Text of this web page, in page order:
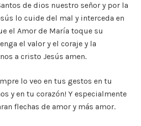
de dios nuestro señor y por la
lo cuide del mal y interceda en
el Amor de María toque su
el valor y el coraje y la
a cristo Jesús amen.
lo veo en tus gestos en tu
y en tu corazón! Y especialmente
flechas de amor y más amor.